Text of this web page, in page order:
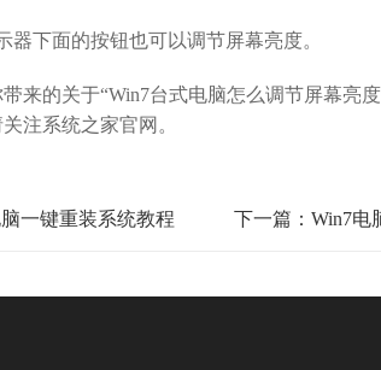
下面的按钮也可以调节屏幕亮度。
的关于“Win7台式电脑怎么调节屏幕亮度
注系统之家官网。
一键重装系统教程 下一篇：Win7电